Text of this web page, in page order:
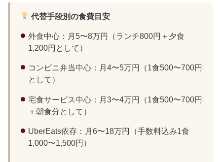
代替手段別の食費目安
外食中心：月5〜8万円（ランチ800円＋夕食
1,200円として）
コンビニ弁当中心：月4〜5万円（1食500〜700円
として）
宅食サービス中心：月3〜4万円（1食500〜700円
＋朝食分として）
UberEats依存：月6〜18万円（手数料込み1食
1,000〜1,500円）